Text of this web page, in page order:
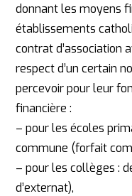
donnant les moyens
établissements
contrat d’association
respect d’un certain
percevoir pour leur
financière :
– pour les écoles
commune (forfait
– pour les collèges :
d’externat),